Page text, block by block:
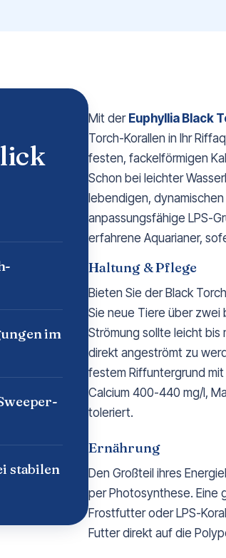
im
stabilen
Mit der Euphyllia Black
Torch-Korallen in Ihr
festen, fackelförmigen
Schon bei leichter
lebendigen,
anpassungsfähige LPS-
erfahrene Aquarianer,
Haltung & Pflege
Bieten Sie der Black
Sie neue Tiere über zwei
Strömung sollte leicht
direkt angeströmt zu
festem Riffuntergrund mit
Calcium 400-440 mg/l,
toleriert.
Ernährung
Den Großteil ihres
per Photosynthese. Eine
Frostfutter oder LPS-
Futter direkt auf die